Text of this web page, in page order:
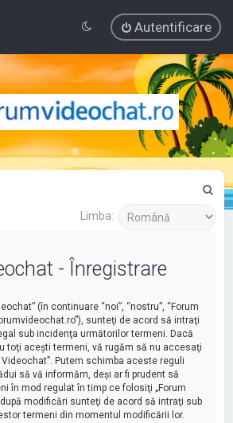
Autentificare
Limba:
- Înregistrare
(în continuare “noi”, “nostru”, “Forum
sunteţi de acord să intraţi
sub incidenţa următorilor termeni. Dacă
toţi aceşti termeni, vă rugăm să nu accesaţi
Putem schimba aceste reguli
să vă informăm, deşi ar fi prudent să
în mod regulat în timp ce folosiţi „Forum
modificări sunteţi de acord să intraţi sub
termeni din momentul modificării lor.